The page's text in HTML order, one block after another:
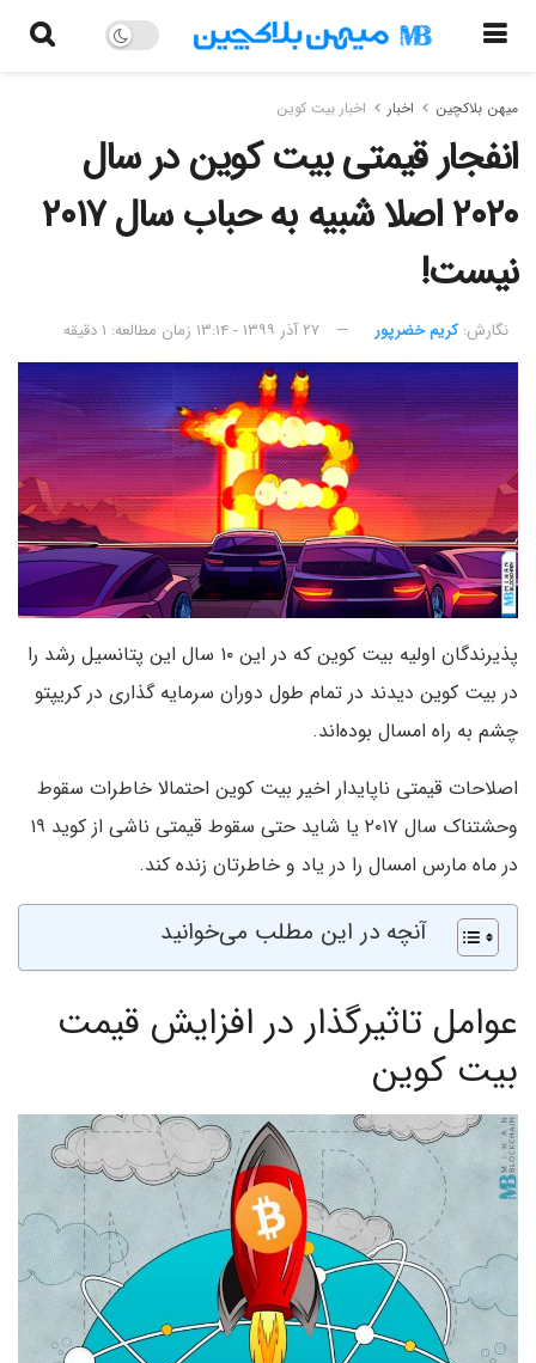
میهن بلاکچین اخبار اخبار بیت کوین
انفجار قیمتی بیت کوین در سال
۲۰۲۰ اصلا شبیه به حباب سال ۲۰۱۷
نیست!
نگارش:‌ کریم خضرپور ۲۷ آذر ۱۳۹۹ - ۱۳:۱۴ زمان مطالعه: ۱ دقیقه
پذیرندگان اولیه بیت کوین که در این ۱۰ سال این پتانسیل رشد را
در بیت کوین دیدند در تمام طول دوران سرمایه گذاری در کریپتو
چشم به راه امسال بوده‌اند.
اصلاحات قیمتی ناپایدار اخیر بیت کوین احتمالا خاطرات سقوط
وحشتناک سال ۲۰۱۷ یا شاید حتی سقوط قیمتی ناشی از کوید ۱۹
در ماه مارس امسال را در یاد و خاطرتان زنده کند.
آنچه در این مطلب می‌خوانید
عوامل تاثیرگذار در افزایش قیمت
بیت کوین